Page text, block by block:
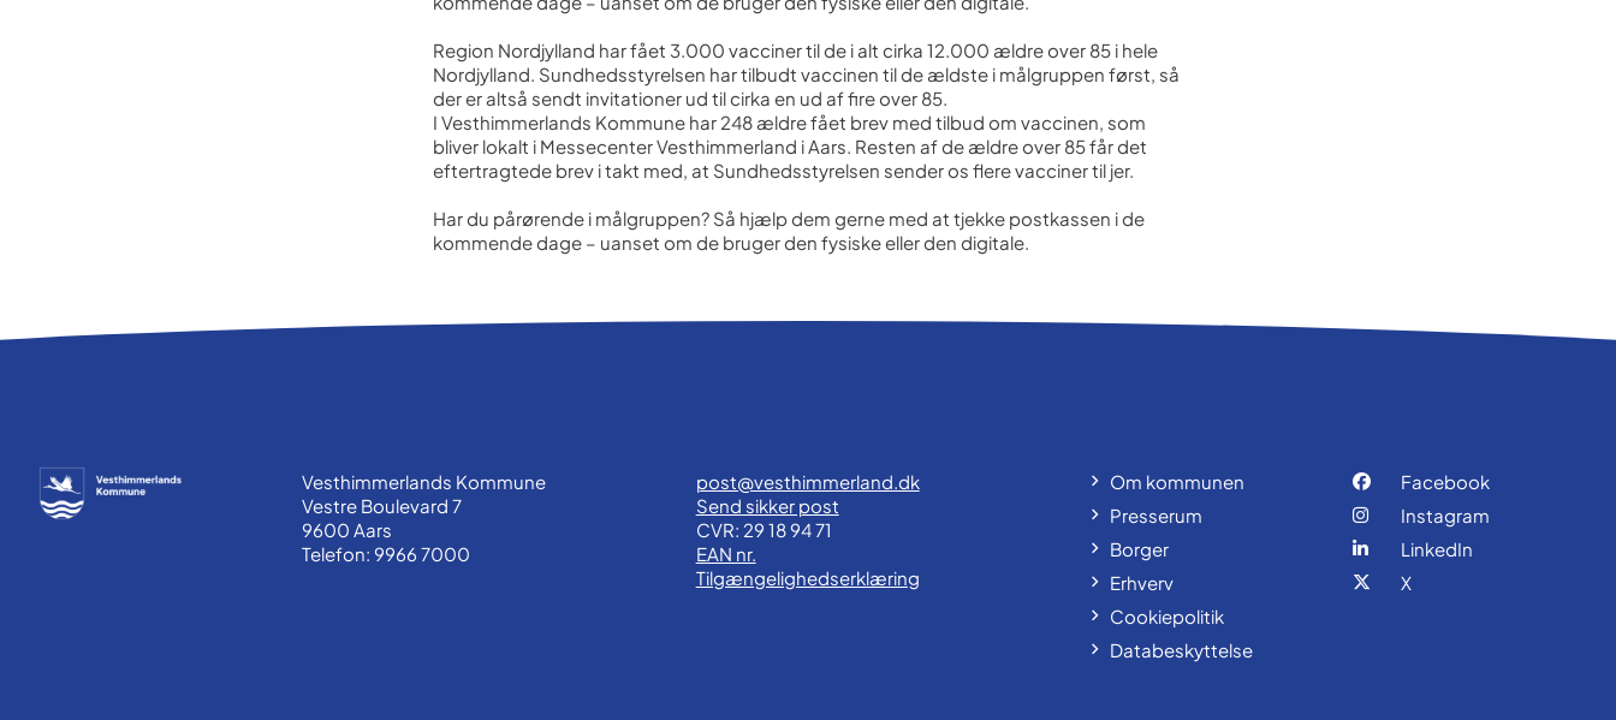
Region Nordjylland har fået 3.000 vacciner til de i alt cirka 12.000 ældre over 85 i hele
Nordjylland. Sundhedsstyrelsen har tilbudt vaccinen til de ældste i målgruppen først, så
der er altså sendt invitationer ud til cirka en ud af fire over 85.
I Vesthimmerlands Kommune har 248 ældre fået brev med tilbud om vaccinen, som
bliver lokalt i Messecenter Vesthimmerland i Aars. Resten af de ældre over 85 får det
eftertragtede brev i takt med, at Sundhedsstyrelsen sender os flere vacciner til jer.
Har du pårørende i målgruppen? Så hjælp dem gerne med at tjekke postkassen i de
kommende dage – uanset om de bruger den fysiske eller den digitale.
Vesthimmerlands Kommune
Vestre Boulevard 7
9600 Aars
Telefon: 9966 7000
post@vesthimmerland.dk
Send sikker post
CVR: 29 18 94 71
EAN nr.
Tilgængelighedserklæring
Om kommunen
Presserum
Borger
Erhverv
Cookiepolitik
Databeskyttelse
Facebook
Instagram
LinkedIn
X